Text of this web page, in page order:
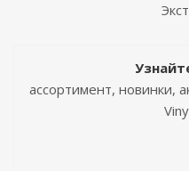
ассортимент, новинки,